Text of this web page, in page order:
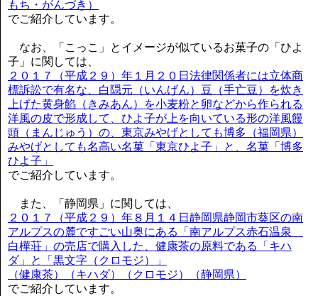
もち・がんづき）
でご紹介しています。
なお、「こっこ」とイメージが似ているお菓子の「ひよ
子」に関しては、
２０１７（平成２９）年１月２０日法律関係者には立体商
標訴訟で有名な、白隠元（いんげん）豆（手亡豆）を炊き
上げた黄身餡（きみあん）を小麦粉と卵などから作られる
洋風の皮で形成して、ひよ子が上を向いている形の洋風饅
頭（まんじゅう）の、東京みやげとしても博多（福岡県）
みやげとしても名高い名菓「東京ひよ子」と、名菓「博多
ひよ子」
でご紹介しています。
また、「静岡県」に関しては、
２０１７（平成２９）年８月１４日静岡県静岡市葵区の南
アルプスの麓ですごい山奥にある「南アルプス赤石温泉
白樺荘」の売店で購入した、健康茶の原料である「キハ
ダ」と「黒文字（クロモジ）」
（健康茶）（キハダ）（クロモジ）（静岡県）
でご紹介しています。